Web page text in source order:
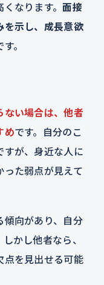
くなります。面接
を示し、成長意欲
す。
ない場合は、他者
めです。自分のこ
すが、身近な人に
った弱点が見えて
傾向があり、自分
かし他者なら、
点を見出せる可能